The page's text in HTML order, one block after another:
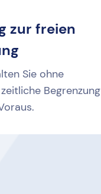
zur freien
Sie ohne
Begrenzung